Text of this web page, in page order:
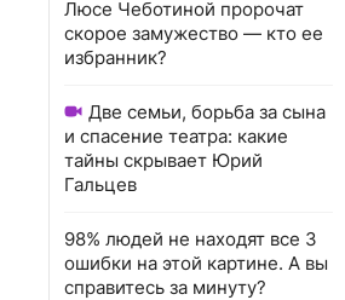
Люсе Чеботиной пророчат
скорое замужество — кто ее
избранник?
Две семьи, борьба за сына
и спасение театра: какие
тайны скрывает Юрий
Гальцев
98% людей не находят все 3
ошибки на этой картине. А вы
справитесь за минуту?